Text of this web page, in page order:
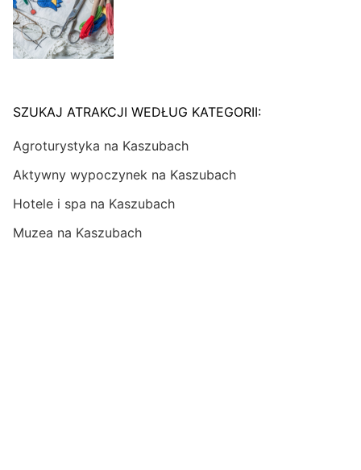
SZUKAJ ATRAKCJI WEDŁUG KATEGORII:
Agroturystyka na Kaszubach
Aktywny wypoczynek na Kaszubach
Hotele i spa na Kaszubach
Muzea na Kaszubach